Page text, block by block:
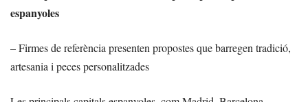
espanyoles
– Firmes de referència presenten propostes que barregen tradició,
artesania i peces personalitzades